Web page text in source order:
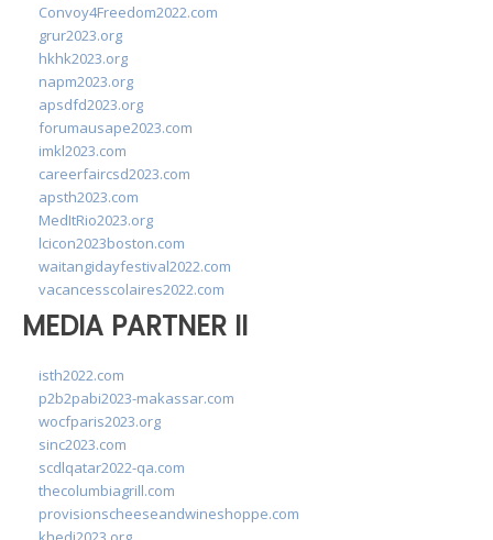
Convoy4Freedom2022.com
grur2023.org
hkhk2023.org
napm2023.org
apsdfd2023.org
forumausape2023.com
imkl2023.com
careerfaircsd2023.com
apsth2023.com
MedItRio2023.org
lcicon2023boston.com
waitangidayfestival2022.com
vacancesscolaires2022.com
MEDIA PARTNER II
isth2022.com
p2b2pabi2023-makassar.com
wocfparis2023.org
sinc2023.com
scdlqatar2022-qa.com
thecolumbiagrill.com
provisionscheeseandwineshoppe.com